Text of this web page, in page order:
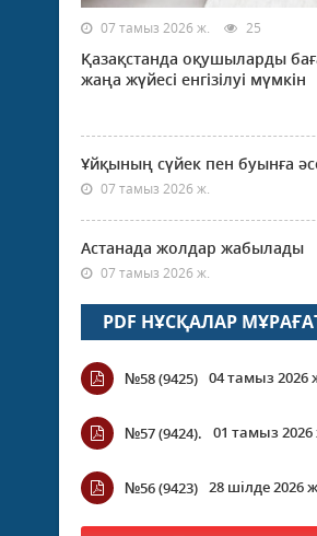
07 тамыз 2026 ж. 25
Қазақстанда оқушыларды
жаңа жүйесі енгізілуі мүмкін
Ұйқының сүйек пен буынға
07 тамыз 2026 ж.
Астанада жолдар жабылады
07 тамыз 2026 ж.
PDF НҰСҚАЛАР
№58 (9425) 04 тамыз 2026
№57 (9424). 01 тамыз 2026
№56 (9423) 28 шілде 2026